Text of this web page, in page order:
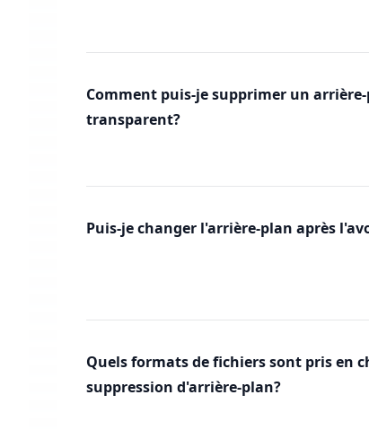
Comment puis-je supprimer un
transparent?
Puis-je changer l'arrière-plan après
Quels formats de fichiers sont pris en
suppression d'arrière-plan?